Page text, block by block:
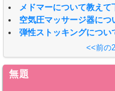
メドマーについて教えて
空気圧マッサージ器につ
弾性ストッキングについ
<<前の
無題